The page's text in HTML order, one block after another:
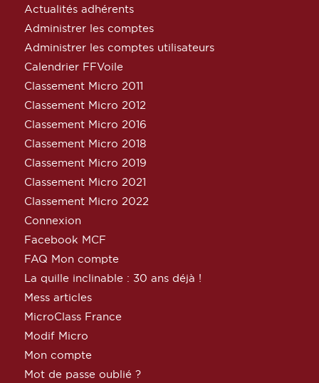
Actualités adhérents
Administrer les comptes
Administrer les comptes utilisateurs
Calendrier FFVoile
Classement Micro 2011
Classement Micro 2012
Classement Micro 2016
Classement Micro 2018
Classement Micro 2019
Classement Micro 2021
Classement Micro 2022
Connexion
Facebook MCF
FAQ Mon compte
La quille inclinable : 30 ans déjà !
Mess articles
MicroClass France
Modif Micro
Mon compte
Mot de passe oublié ?